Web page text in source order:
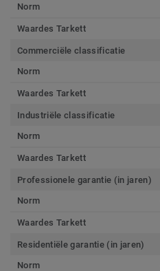
Norm
Waardes Tarkett
Commerciële classificatie
Norm
Waardes Tarkett
Industriële classificatie
Norm
Waardes Tarkett
Professionele garantie (in jaren)
Norm
Waardes Tarkett
Residentiële garantie (in jaren)
Norm